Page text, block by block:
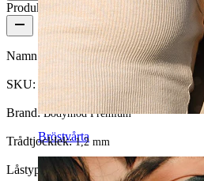
Bröstvårta
Produktdetaljer
Namn: Böjd barbell gjord av titan med
SKU: Banana-70
Brand:Bodymod Premium
Trådtjocklek:1,2 mm
Låstyp: Invändig tråd